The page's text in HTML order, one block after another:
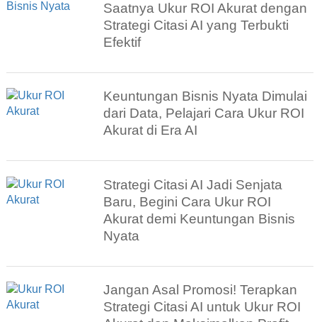
Saatnya Ukur ROI Akurat dengan
Strategi Citasi AI yang Terbukti
Efektif
Keuntungan Bisnis Nyata Dimulai
dari Data, Pelajari Cara Ukur ROI
Akurat di Era AI
Strategi Citasi AI Jadi Senjata
Baru, Begini Cara Ukur ROI
Akurat demi Keuntungan Bisnis
Nyata
Jangan Asal Promosi! Terapkan
Strategi Citasi AI untuk Ukur ROI